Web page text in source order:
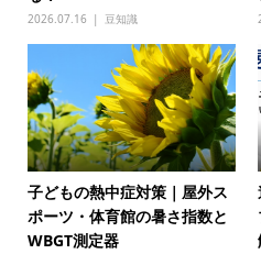
2026.07.16 豆知識
子どもの熱中症対策｜屋外ス
ポーツ・体育館の暑さ指数と
WBGT測定器